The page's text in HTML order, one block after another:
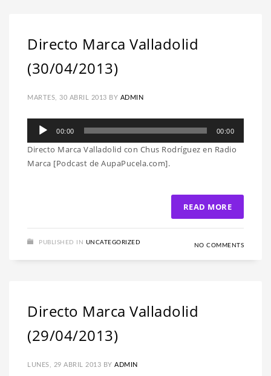
Directo Marca Valladolid
(30/04/2013)
MARTES, 30 ABRIL 2013 BY ADMIN
Reproductor
audio
00:00 00:00
Directo Marca Valladolid con Chus Rodríguez en Radio
Marca [Podcast de AupaPucela.com].
READ MORE
PUBLISHED IN UNCATEGORIZED NO COMMENTS
Directo Marca Valladolid
(29/04/2013)
LUNES, 29 ABRIL 2013 BY ADMIN